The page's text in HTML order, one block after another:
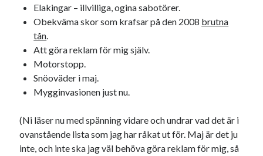
Elakingar – illvilliga, ogina sabotörer.
Obekväma skor som krafsar på den 2008 brutna
tån.
Att göra reklam för mig själv.
Motorstopp.
Snöoväder i maj.
Mygginvasionen just nu.
(Ni läser nu med spänning vidare och undrar vad det är i
ovanstående lista som jag har råkat ut för. Maj är det ju
inte, och inte ska jag väl behöva göra reklam för mig, så